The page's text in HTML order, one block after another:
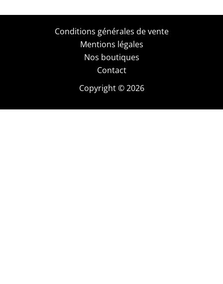
Conditions générales de vente
Mentions légales
Nos boutiques
Contact
Copyright © 2026